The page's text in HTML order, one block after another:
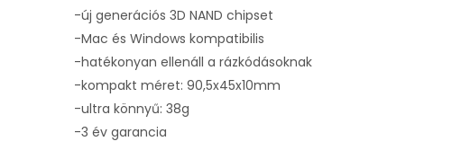
-új generációs 3D NAND chipset
-Mac és Windows kompatibilis
-hatékonyan ellenáll a rázkódásoknak
-kompakt méret: 90,5x45x10mm
-ultra könnyű: 38g
-3 év garancia